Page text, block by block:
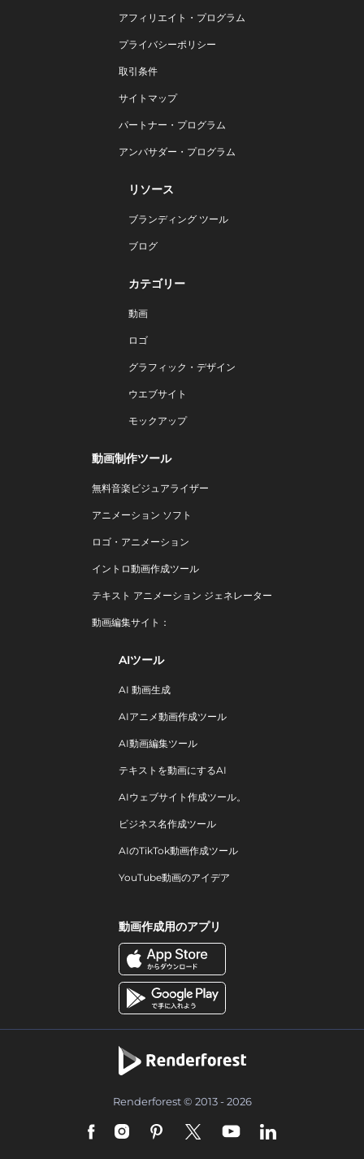
アフィリエイト・プログラム
プライバシーポリシー
取引条件
サイトマップ
パートナー・プログラム
アンバサダー・プログラム
リソース
ブランディング ツール
ブログ
カテゴリー
動画
ロゴ
グラフィック・デザイン
ウエブサイト
モックアップ
動画制作ツール
無料音楽ビジュアライザー
アニメーション ソフト
ロゴ・アニメーション
イントロ動画作成ツール
テキスト アニメーション ジェネレーター
動画編集サイト：
AIツール
AI 動画生成
AIアニメ動画作成ツール
AI動画編集ツール
テキストを動画にするAI
AIウェブサイト作成ツール。
ビジネス名作成ツール
AIのTikTok動画作成ツール
YouTube動画のアイデア
動画作成用のアプリ
Renderforest © 2013 - 2026